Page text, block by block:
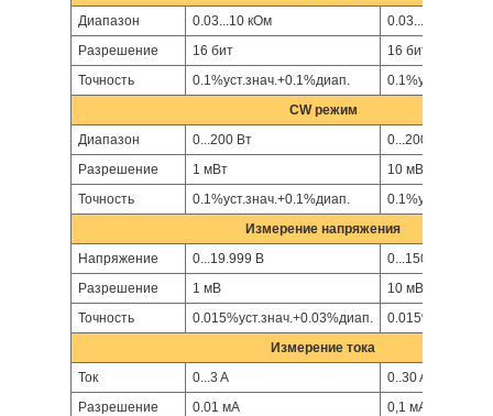
Диапазон
0.03...10 кОм
0.03...5 кОм
Разрешение
16 бит
16 бит
Точность
0.1%уст.знач.+0.1%диап.
CW режим
Диапазон
0...200 Вт
0...200 Вт
Разрешение
1 мВт
10 мВт
Точность
0.1%уст.знач.+0.1%диап.
Измерение напряжения
Напряжение
0...19.999 В
0...150 В
Разрешение
1 мВ
10 мВ
Точность
0.015%уст.знач.+0.03%диап.
Измерение тока
Ток
0...3 A
0..30 A
Разрешение
0.01 мА
0,1 мA